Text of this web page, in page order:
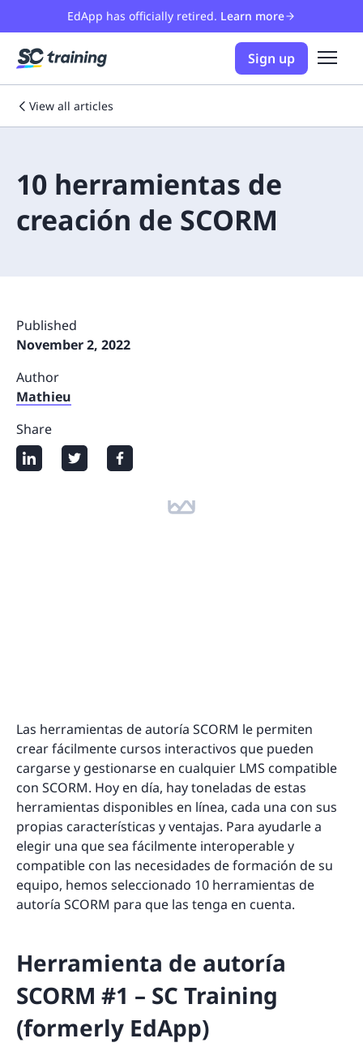
EdApp has officially retired. Learn more
Sign up
View all articles
10 herramientas de
creación de SCORM
Published
November 2, 2022
Author
Mathieu
Share
Las herramientas de autoría SCORM le permiten
crear fácilmente cursos interactivos que pueden
cargarse y gestionarse en cualquier LMS compatible
con SCORM. Hoy en día, hay toneladas de estas
herramientas disponibles en línea, cada una con sus
propias características y ventajas. Para ayudarle a
elegir una que sea fácilmente interoperable y
compatible con las necesidades de formación de su
equipo, hemos seleccionado 10 herramientas de
autoría SCORM para que las tenga en cuenta.
Herramienta de autoría
SCORM #1 – SC Training
(formerly EdApp)